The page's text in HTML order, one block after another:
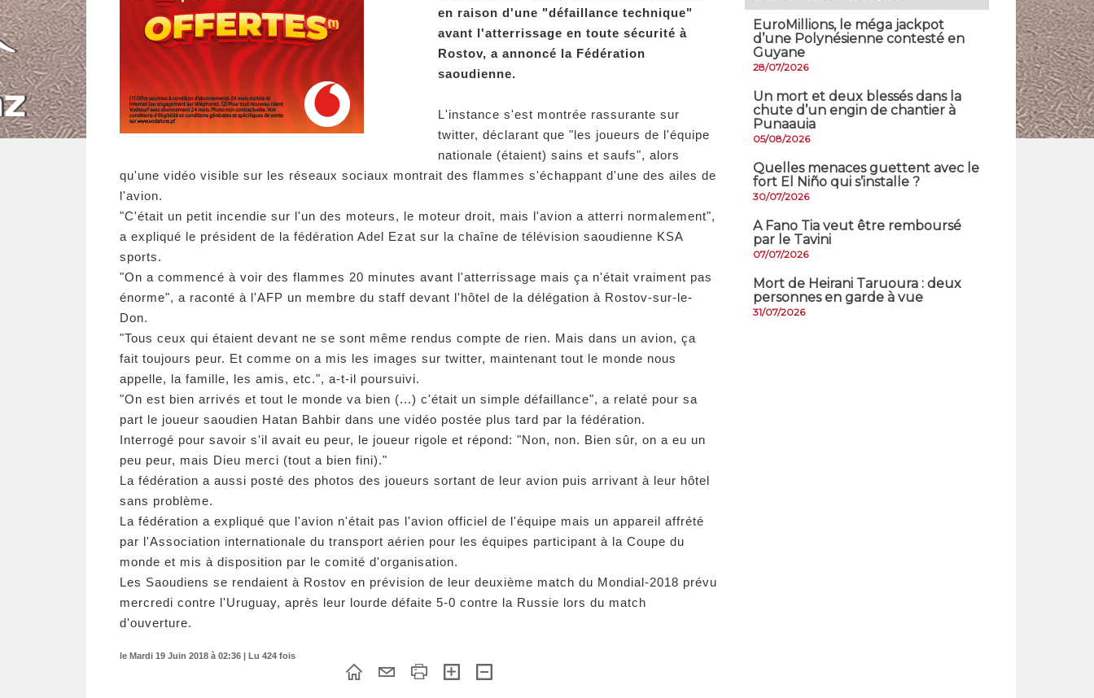
en raison d'une "défaillance technique"
avant l'atterrissage en toute sécurité à
Rostov, a annoncé la Fédération
saoudienne.
L'instance s'est montrée rassurante sur
twitter, déclarant que "les joueurs de l'équipe
nationale (étaient) sains et saufs", alors
qu'une vidéo visible sur les réseaux sociaux montrait des flammes s'échappant d'une des ailes de
l'avion.
"C'était un petit incendie sur l'un des moteurs, le moteur droit, mais l'avion a atterri normalement",
a expliqué le président de la fédération Adel Ezat sur la chaîne de télévision saoudienne KSA
sports.
"On a commencé à voir des flammes 20 minutes avant l'atterrissage mais ça n'était vraiment pas
énorme", a raconté à l'AFP un membre du staff devant l'hôtel de la délégation à Rostov-sur-le-
Don.
"Tous ceux qui étaient devant ne se sont même rendus compte de rien. Mais dans un avion, ça
fait toujours peur. Et comme on a mis les images sur twitter, maintenant tout le monde nous
appelle, la famille, les amis, etc.", a-t-il poursuivi.
"On est bien arrivés et tout le monde va bien (...) c'était un simple défaillance", a relaté pour sa
part le joueur saoudien Hatan Bahbir dans une vidéo postée plus tard par la fédération.
Interrogé pour savoir s'il avait eu peur, le joueur rigole et répond: "Non, non. Bien sûr, on a eu un
peu peur, mais Dieu merci (tout a bien fini)."
La fédération a aussi posté des photos des joueurs sortant de leur avion puis arrivant à leur hôtel
sans problème.
La fédération a expliqué que l'avion n'était pas l'avion officiel de l'équipe mais un appareil affrété
par l'Association internationale du transport aérien pour les équipes participant à la Coupe du
monde et mis à disposition par le comité d'organisation.
Les Saoudiens se rendaient à Rostov en prévision de leur deuxième match du Mondial-2018 prévu
mercredi contre l'Uruguay, après leur lourde défaite 5-0 contre la Russie lors du match
d'ouverture.
le Mardi 19 Juin 2018 à 02:36 | Lu 424 fois
EuroMillions, ​le méga jackpot
d’une Polynésienne contesté en
Guyane
28/07/2026
​Un mort et deux blessés dans la
chute d’un engin de chantier à
Punaauia
05/08/2026
Quelles menaces guettent avec le
fort El Niño qui s’installe ?
30/07/2026
A Fano Tia veut être remboursé
par le Tavini
07/07/2026
Mort de Heirani Taruoura : deux
personnes en garde à vue
31/07/2026